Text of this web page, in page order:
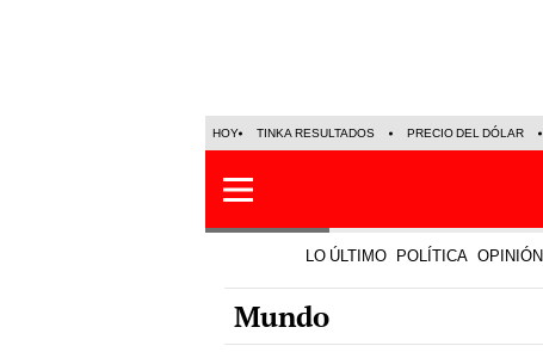
HOY TINKA RESULTADOS PRECIO DEL DÓLAR
LO ÚLTIMO POLÍTICA OPINIÓN
Mundo